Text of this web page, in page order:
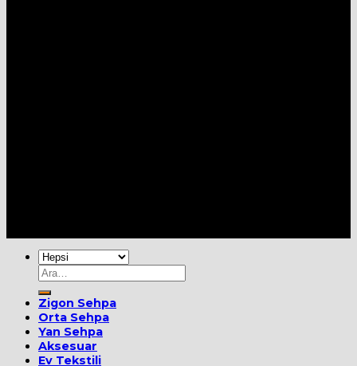
Ara:
Zigon Sehpa
Orta Sehpa
Yan Sehpa
Aksesuar
Ev Tekstili